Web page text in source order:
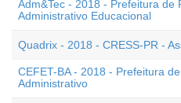
Adm&Tec - 2018 - Prefeitura de
Administrativo Educacional
Quadrix - 2018 - CRESS-PR -
CEFET-BA - 2018 - Prefeitura
Administrativo